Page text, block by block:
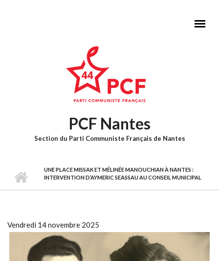
PCF Nantes
Section du Parti Communiste Français de Nantes
UNE PLACE MISSAK ET MÉLINÉE MANOUCHIAN À NANTES :
INTERVENTION D’AYMERIC SEASSAU AU CONSEIL MUNICIPAL
Vendredi 14 novembre 2025